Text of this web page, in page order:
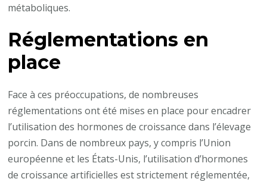
métaboliques.
Réglementations en
place
Face à ces préoccupations, de nombreuses
réglementations ont été mises en place pour encadrer
l’utilisation des hormones de croissance dans l’élevage
porcin. Dans de nombreux pays, y compris l’Union
européenne et les États-Unis, l’utilisation d’hormones
de croissance artificielles est strictement réglementée,